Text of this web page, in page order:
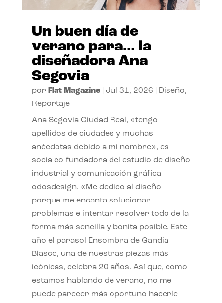
Un buen día de
verano para… la
diseñadora Ana
Segovia
por Flat Magazine| Jul 31, 2026 Diseño,
Reportaje
Ana Segovia Ciudad Real, «tengo
apellidos de ciudades y muchas
anécdotas debido a mi nombre», es
socia co-fundadora del estudio de diseño
industrial y comunicación gráfica
odosdesign. «Me dedico al diseño
porque me encanta solucionar
problemas e intentar resolver todo de la
forma más sencilla y bonita posible. Este
año el parasol Ensombra de Gandia
Blasco, una de nuestras piezas más
icónicas, celebra 20 años. Así que, como
estamos hablando de verano, no me
puede parecer más oportuno hacerle